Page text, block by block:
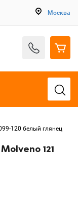
Москва
120 белый глянец
121